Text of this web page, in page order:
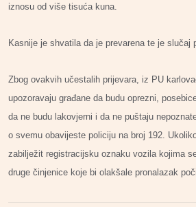
iznosu od više tisuća kuna.
Kasnije je shvatila da je prevarena te je slučaj
Zbog ovakvih učestalih prijevara, iz PU
upozoravaju građane da budu oprezni,
da ne budu lakovjerni i da ne puštaju
o svemu obavijeste policiju na broj 192.
zabilježit registracijsku oznaku vozila kojima
druge činjenice koje bi olakšale pronalazak